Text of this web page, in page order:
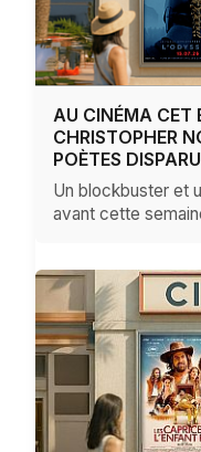
AU CINÉMA CET
CHRISTOPHER
POÈTES
Un blockbuster et
avant cette